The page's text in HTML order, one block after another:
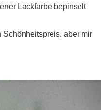
Lackfarbe bepinselt
Schönheitspreis, aber mir